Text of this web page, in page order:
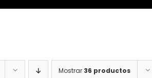
Mostrar 36 productos